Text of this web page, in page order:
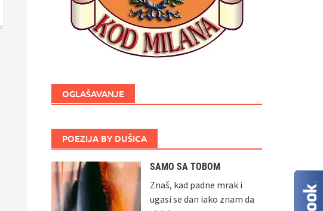
OGLAŠAVANJE
POEZIJA BY DUŠICA
SAMO SA TOBOM
Znaš, kad padne mrak i
ugasi se dan iako znam da